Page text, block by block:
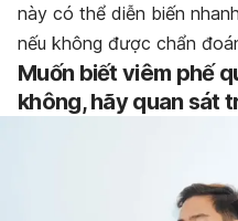
này có thể diễn biến
nếu không được chẩn
Muốn biết viêm phế
không, hãy quan sát